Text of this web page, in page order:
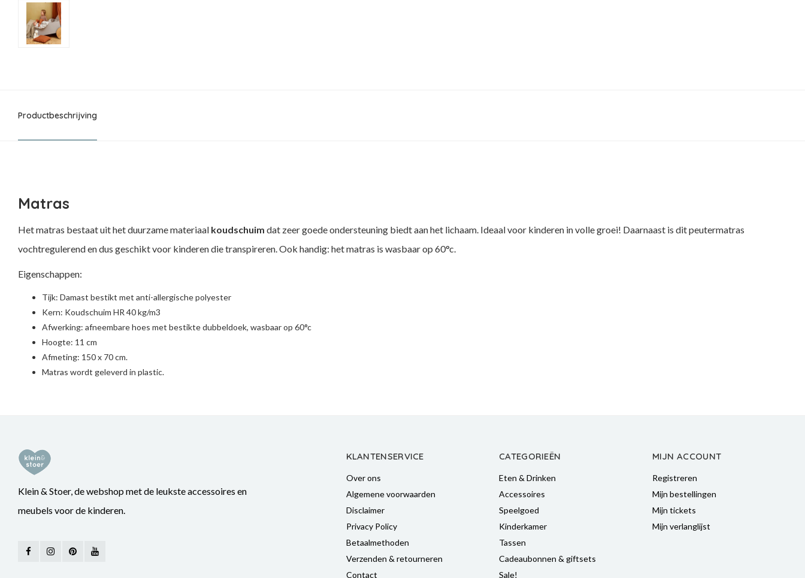
Productbeschrijving
Matras
Het matras bestaat uit het duurzame materiaal koudschuim dat zeer goede ondersteuning biedt aan het lichaam. Ideaal voor kinderen in volle groei! Daarnaast is dit peutermatras
vochtregulerend en dus geschikt voor kinderen die transpireren. Ook handig: het matras is wasbaar op 60°c.
Eigenschappen:
Tijk: Damast bestikt met anti-allergische polyester
Kern: Koudschuim HR 40 kg/m3
Afwerking: afneembare hoes met bestikte dubbeldoek, wasbaar op 60°c
Hoogte: 11 cm
Afmeting: 150 x 70 cm.
Matras wordt geleverd in plastic.
Klein & Stoer, de webshop met de leukste accessoires en
meubels voor de kinderen.
KLANTENSERVICE
Over ons
Algemene voorwaarden
Disclaimer
Privacy Policy
Betaalmethoden
Verzenden & retourneren
Contact
CATEGORIEËN
Eten & Drinken
Accessoires
Speelgoed
Kinderkamer
Tassen
Cadeaubonnen & giftsets
Sale!
MIJN ACCOUNT
Registreren
Mijn bestellingen
Mijn tickets
Mijn verlanglijst